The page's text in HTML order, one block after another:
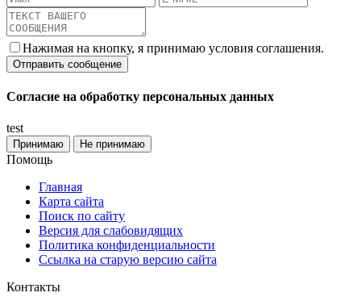
Нажимая на кнопку, я принимаю условия соглашения.
Согласие на обработку персональных данных
test
Принимаю Не принимаю
Помощь
Главная
Карта сайта
Поиск по сайту
Версия для слабовидящих
Политика конфиденциальности
Ссылка на старую версию сайта
Контакты